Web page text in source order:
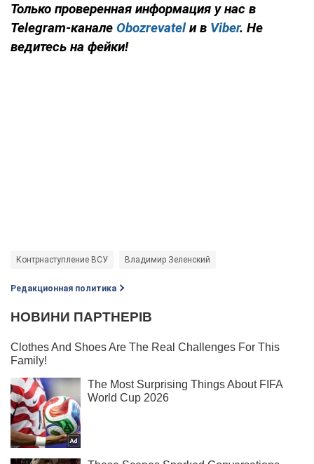
Только проверенная информация у нас в
Telegram-канале Obozrevatel и в Viber. Не
ведитесь на фейки!
Контрнаступление ВСУ Владимир Зеленский
Редакционная политика